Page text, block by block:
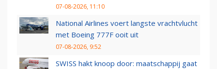
07-08-2026, 11:10
National Airlines voert langste vrachtvlucht
met Boeing 777F ooit uit
07-08-2026, 9:52
SWISS hakt knoop door: maatschappij gaat